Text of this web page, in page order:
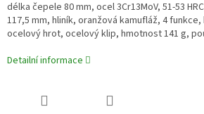
délka čepele 80 mm, ocel3Cr13MoV, 51-53
117,5 mm, hliník, oranžová kamufláž, 4 funkce,
ocelový hrot, ocelový klip, hmotnost 141 g,
Detailní informace